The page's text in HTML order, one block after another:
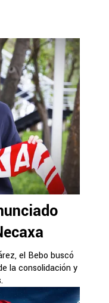
el Bebo buscó
la consolidación y